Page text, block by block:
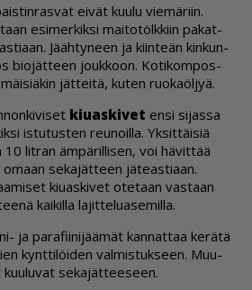
ei­vät kuu­lu vie­mä­riin.
esi­mer­kik­si mai­to­tölk­kiin pa­kat­
Jääh­ty­neen ja kiin­te­än kin­kun­
bi­o­jät­teen jouk­koon. Ko­ti­kom­pos­
jät­tei­tä, ku­ten ruo­ka­öl­jyä.
kiu­as­ki­vet en­si si­jas­sa
is­tu­tus­ten reu­noil­la. Yk­sit­täi­siä
10 lit­ran äm­pä­ril­li­sen, voi hä­vit­tää
se­ka­jät­teen jä­te­as­ti­aan.
kiu­as­ki­vet ote­taan vas­taan
kai­kil­la la­jit­te­lu­a­se­mil­la.
ja pa­ra­fii­ni­jää­mät kan­nat­taa ke­rä­tä
kynt­ti­löi­den val­mis­tuk­seen. Muu­
se­ka­jät­tee­seen.